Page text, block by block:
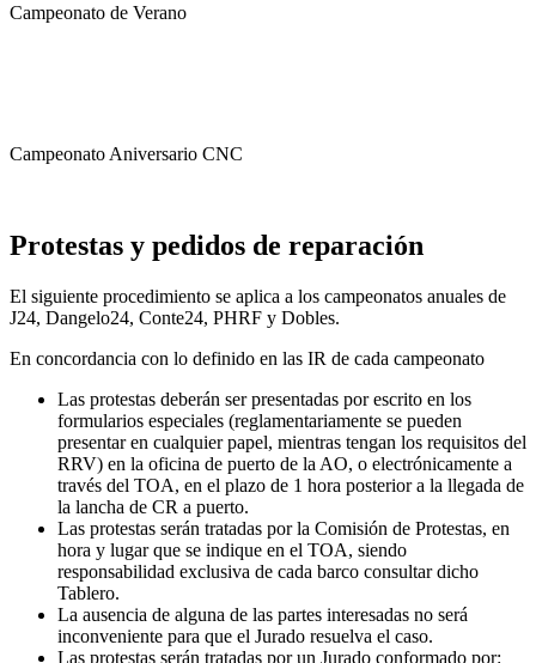
Campeonato de Verano
Campeonato Aniversario CNC
Protestas y pedidos de reparación
El siguiente procedimiento se aplica a los campeonatos anuales de
J24, Dangelo24, Conte24, PHRF y Dobles.
En concordancia con lo definido en las IR de cada campeonato
Las protestas deberán ser presentadas por escrito en los
formularios especiales (reglamentariamente se pueden
presentar en cualquier papel, mientras tengan los requisitos del
RRV) en la oficina de puerto de la AO, o electrónicamente a
través del TOA, en el plazo de 1 hora posterior a la llegada de
la lancha de CR a puerto.
Las protestas serán tratadas por la Comisión de Protestas, en
hora y lugar que se indique en el TOA, siendo
responsabilidad exclusiva de cada barco consultar dicho
Tablero.
La ausencia de alguna de las partes interesadas no será
inconveniente para que el Jurado resuelva el caso.
Las protestas serán tratadas por un Jurado conformado por: